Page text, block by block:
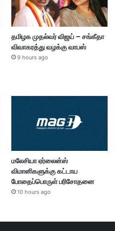
தமிழக முதல்வர் விஜய் – சங்கீதா
விவாகரத்து வழக்கு வாபஸ்
9 hours ago
மலேசியா ஏர்லைன்ஸ்
விமானிகளுக்கு கட்டாய
போதைப்பொருள் பரிசோதனை
10 hours ago